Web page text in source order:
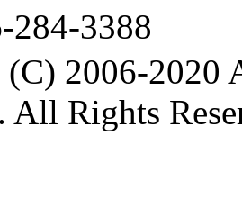
284-3388
2006-2020
All Rights